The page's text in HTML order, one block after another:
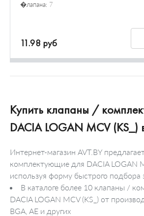
�лапана: 7
11.98 руб
Купить клапаны /
DACIA LOGAN MCV
Интернет-магазин AVT.BY
комплектующие для DACIA LOGAN
используя форму быстрого подбора
В каталоге более 10 клапаны /
DACIA LOGAN MCV (KS_) от
BGA, AE и других